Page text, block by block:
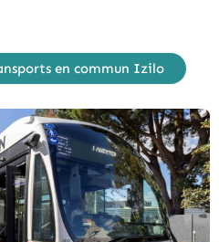
en commun Izilo